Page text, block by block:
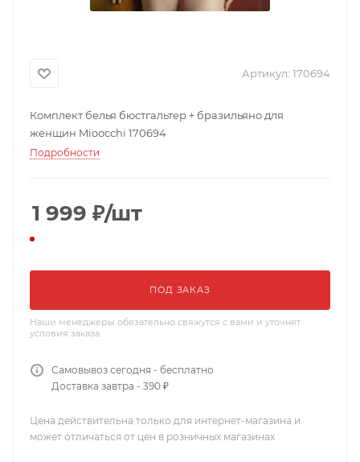
Артикул: 170694
Комплект белья бюстгальтер + бразильяно для
женщин Mioocchi 170694
Подробности
1 999 ₽/шт
ПОД ЗАКАЗ
Наши менеджеры обязательно свяжутся с вами и уточнят
условия заказа
Самовывоз сегодня - бесплатно
Доставка завтра - 390 ₽
Цена действительна только для интернет-магазина и
может отличаться от цен в розничных магазинах